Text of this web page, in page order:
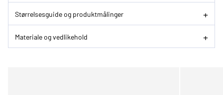
Størrelsesguide og produktmålinger
Materiale og vedlikehold